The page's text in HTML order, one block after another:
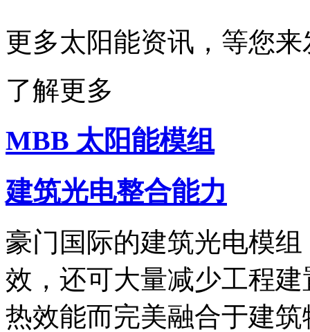
更多太阳能资讯，等您
了解更多
MBB 太阳能模组
建筑光电整合能力
豪门国际的建筑光电模
效，还可大量减少工程
热效能而完美融合于建